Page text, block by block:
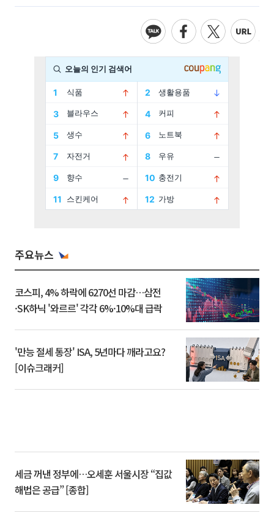
주요뉴스
코스피, 4% 하락에 6270선 마감…삼전
·SK하닉 '와르르' 각각 6%·10%대 급락
'만능 절세 통장' ISA, 5년마다 깨라고요?
[이슈크래커]
세금 꺼낸 정부에…오세훈 서울시장 “집값
해법은 공급” [종합]